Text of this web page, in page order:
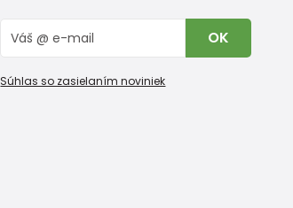
OK
Súhlas so zasielaním noviniek